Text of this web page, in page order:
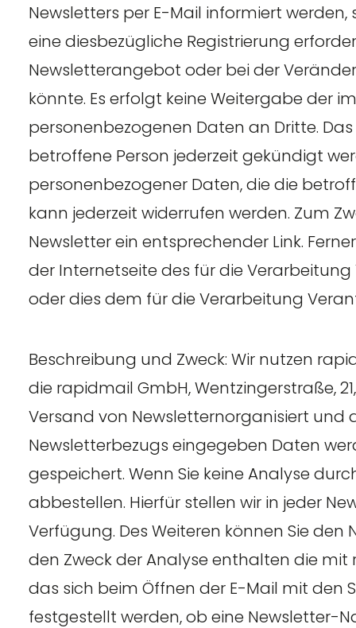
Newsletters per E-Mail informiert
eine diesbezügliche Registrierung
Newsletterangebot oder bei der
könnte. Es erfolgt keine Weitergabe der
personenbezogenen Daten an Dritte.
betroffene Person jederzeit gekündigt
personenbezogener Daten, die die
kann jederzeit widerrufen werden. Zum
Newsletter ein entsprechender Link.
der Internetseite des für die
oder dies dem für die Verarbeitung
Beschreibung und Zweck: Wir nutzen
die rapidmail GmbH, Wentzingerstraße,
Versand von Newsletternorganisiert und
Newsletterbezugs eingegeben Daten
gespeichert. Wenn Sie keine Analyse
abbestellen. Hierfür stellen wir in jeder
Verfügung. Des Weiteren können Sie
den Zweck der Analyse enthalten die
das sich beim Öffnen der E-Mail mit den
festgestellt werden, ob eine Newsletter-